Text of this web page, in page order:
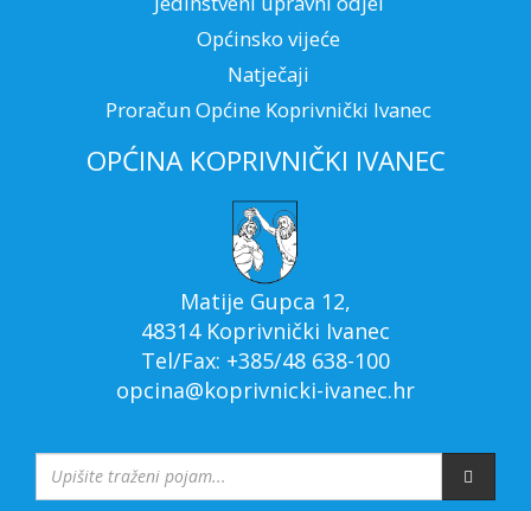
Općinsko vijeće
Natječaji
Proračun Općine Koprivnički Ivanec
OPĆINA KOPRIVNIČKI IVANEC
Matije Gupca 12,
48314 Koprivnički Ivanec
Tel/Fax: +385/48 638-100
opcina@koprivnicki-ivanec.hr